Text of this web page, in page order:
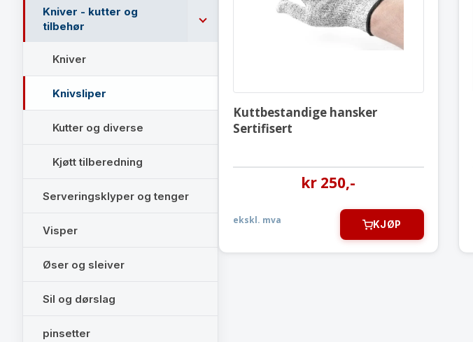
Kniver - kutter og
tilbehør
Kniver
Knivsliper
Kutter og diverse
Kjøtt tilberedning
Serveringsklyper og tenger
Visper
Øser og sleiver
Sil og dørslag
pinsetter
Sertifisert
Kuttbestandige hansker
Sertifisert
kr 250,-
ekskl. mva KJØP